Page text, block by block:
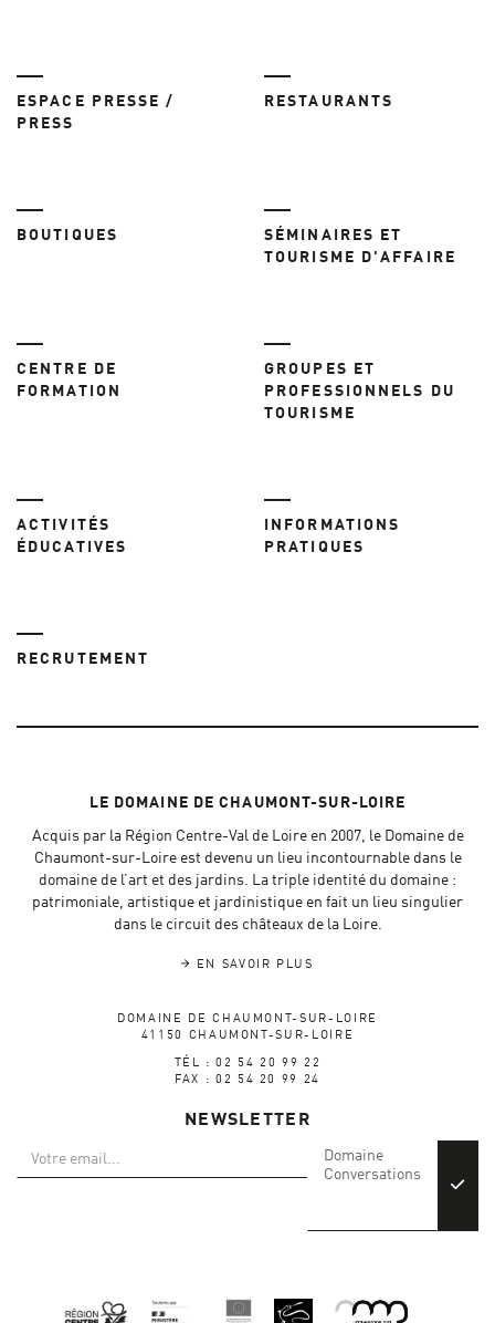
ESPACE PRESSE /
PRESS
RESTAURANTS
BOUTIQUES
SÉMINAIRES ET
TOURISME D'AFFAIRE
CENTRE DE
FORMATION
GROUPES ET
PROFESSIONNELS DU
TOURISME
ACTIVITÉS
ÉDUCATIVES
INFORMATIONS
PRATIQUES
RECRUTEMENT
LE DOMAINE DE CHAUMONT-SUR-LOIRE
Acquis par la Région Centre-Val de Loire en 2007, le Domaine de
Chaumont-sur-Loire est devenu un lieu incontournable dans le
domaine de l’art et des jardins. La triple identité du domaine :
patrimoniale, artistique et jardinistique en fait un lieu singulier
dans le circuit des châteaux de la Loire.
EN SAVOIR PLUS
DOMAINE DE CHAUMONT-SUR-LOIRE
41150 CHAUMONT-SUR-LOIRE
TÉL : 02 54 20 99 22
FAX : 02 54 20 99 24
NEWSLETTER